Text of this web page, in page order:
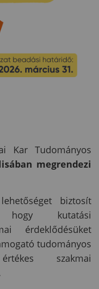
Kar Tudományos
megrendezi
biztosít
hogy kutatási
érdeklődésüket
tudományos
szakmai